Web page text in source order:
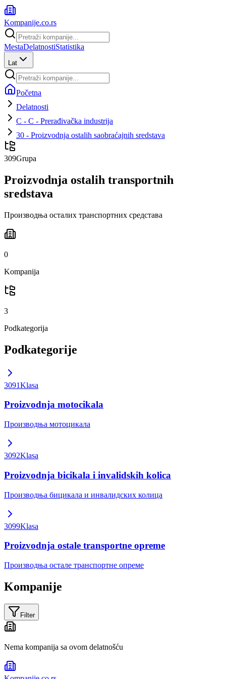
Kompanije.co.rs
MestaDelatnostiStatistika
Lat
Početna
Delatnosti
C - C - Prerađivačka industrija
30 - Proizvodnja ostalih saobraćajnih sredstava
309Grupa
Proizvodnja ostalih transportnih
sredstava
Производња осталих транспортних средстава
0
Kompanija
3
Podkategorija
Podkategorije
3091Klasa
Proizvodnja motocikala
Производња мотоцикала
3092Klasa
Proizvodnja bicikala i invalidskih kolica
Производња бицикала и инвалидских колица
3099Klasa
Proizvodnja ostale transportne opreme
Производња остале транспортне опреме
Kompanije
Filter
Nema kompanija sa ovom delatnošću